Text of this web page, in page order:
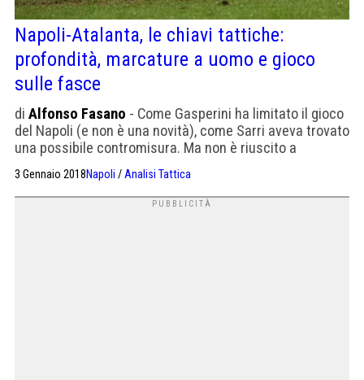
Napoli-Atalanta, le chiavi tattiche:
profondità, marcature a uomo e gioco
sulle fasce
di Alfonso Fasano - Come Gasperini ha limitato il gioco
del Napoli (e non è una novità), come Sarri aveva trovato
una possibile contromisura. Ma non è riuscito a
3 Gennaio 2018Napoli /Analisi Tattica